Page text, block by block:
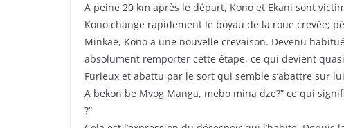
A peine 20 km après le départ, Kono et Ekani sont
Kono change rapidement le boyau de la roue crevée;
Minkae, Kono a une nouvelle crevaison. Devenu
absolument remporter cette étape, ce qui devient
Furieux et abattu par le sort qui semble s’abattre sur
A bekon be Mvog Manga, mebo mina dze?” ce qui
?”